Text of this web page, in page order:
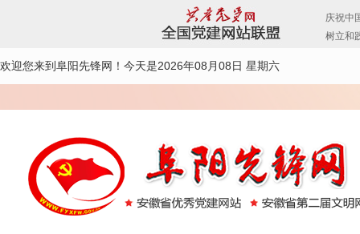
欢迎您来到阜阳先锋网！ 今天是2026年08月08日 星期六